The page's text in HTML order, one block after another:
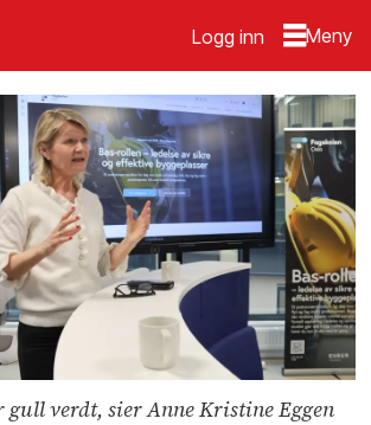
Logg inn
verdt, sier Anne Kristine Eggen